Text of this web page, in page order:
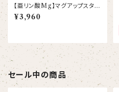
【亜リン酸Mg】マグアップスター
1L
¥3,960
セール中の商品